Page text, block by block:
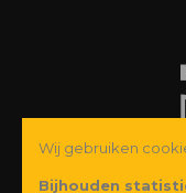
© Copyright 2026
Wij gebruiken
Bijhouden